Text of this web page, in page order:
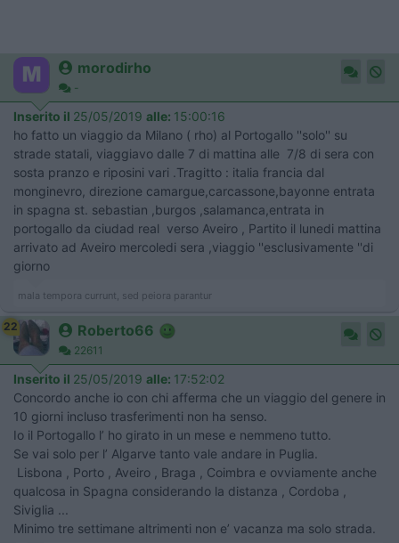
morodirho
-
Inserito il 25/05/2019 alle: 15:00:16
ho fatto un viaggio da Milano ( rho) al Portogallo ''solo'' su
strade statali, viaggiavo dalle 7 di mattina alle 7/8 di sera con
sosta pranzo e riposini vari .Tragitto : italia francia dal
monginevro, direzione camargue,carcassone,bayonne entrata
in spagna st. sebastian ,burgos ,salamanca,entrata in
portogallo da ciudad real verso Aveiro , Partito il lunedi mattina
arrivato ad Aveiro mercoledi sera ,viaggio ''esclusivamente ''di
giorno
mala tempora currunt, sed peiora parantur
22 Roberto66
22611
Inserito il 25/05/2019 alle: 17:52:02
Concordo anche io con chi afferma che un viaggio del genere in
10 giorni incluso trasferimenti non ha senso.
Io il Portogallo l’ ho girato in un mese e nemmeno tutto.
Se vai solo per l’ Algarve tanto vale andare in Puglia.
Lisbona , Porto , Aveiro , Braga , Coimbra e ovviamente anche
qualcosa in Spagna considerando la distanza , Cordoba ,
Siviglia ...
Minimo tre settimane altrimenti non e’ vacanza ma solo strada.